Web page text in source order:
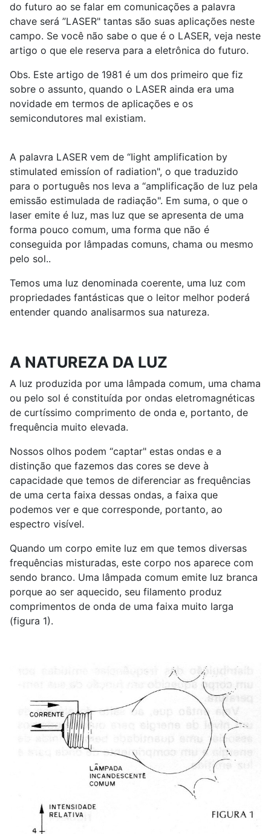
do futuro ao se falar em comunicações a palavra
chave será ”LASER" tantas são suas aplicações neste
campo. Se você não sabe o que é o LASER, veja neste
artigo o que ele reserva para a eletrônica do futuro.
Obs. Este artigo de 1981 é um dos primeiro que fiz
sobre o assunto, quando o LASER ainda era uma
novidade em termos de aplicações e os
semicondutores mal existiam.
A palavra LASER vem de “Iight amplification by
stimulated emissíon of radiation", o que traduzido
para o português nos leva a “amplificação de luz pela
emissão estimulada de radiação". Em suma, o que o
laser emite é luz, mas luz que se apresenta de uma
forma pouco comum, uma forma que não é
conseguida por lâmpadas comuns, chama ou mesmo
pelo sol..
Temos uma luz denominada coerente, uma luz com
propriedades fantásticas que o leitor melhor poderá
entender quando analisarmos sua natureza.
A NATUREZA DA LUZ
A luz produzida por uma lâmpada comum, uma chama
ou pelo sol é constituída por ondas eletromagnéticas
de curtíssimo comprimento de onda e, portanto, de
frequência muito elevada.
Nossos olhos podem “captar" estas ondas e a
distinção que fazemos das cores se deve à
capacidade que temos de diferenciar as frequências
de uma certa faixa dessas ondas, a faixa que
podemos ver e que corresponde, portanto, ao
espectro visível.
Quando um corpo emite luz em que temos diversas
frequências misturadas, este corpo nos aparece com
sendo branco. Uma lâmpada comum emite luz branca
porque ao ser aquecido, seu filamento produz
comprimentos de onda de uma faixa muito larga
(figura 1).